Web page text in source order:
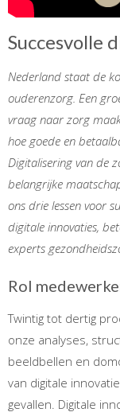
Succesvolle
Nederland staat de
ouderenzorg. Een
vraag naar zorg
hoe goede en
Digitalisering van de
belangrijke
ons drie lessen voor
digitale innovaties,
experts
Rol
Twintig tot dertig
onze analyses,
beeldbellen en
van digitale
gevallen. Digitale